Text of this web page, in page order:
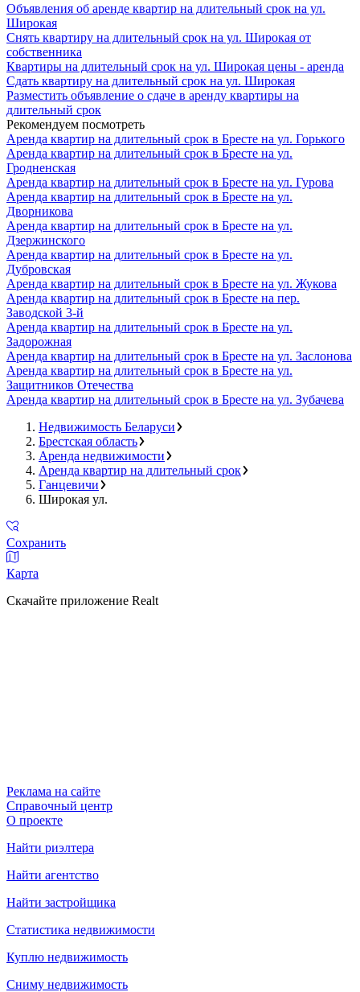
Объявления об аренде квартир на длительный срок на ул.
Широкая
Снять квартиру на длительный срок на ул. Широкая от
собственника
Квартиры на длительный срок на ул. Широкая цены - аренда
Сдать квартиру на длительный срок на ул. Широкая
Разместить объявление о сдаче в аренду квартиры на
длительный срок
Рекомендуем посмотреть
Аренда квартир на длительный срок в Бресте на ул. Горького
Аренда квартир на длительный срок в Бресте на ул.
Гродненская
Аренда квартир на длительный срок в Бресте на ул. Гурова
Аренда квартир на длительный срок в Бресте на ул.
Дворникова
Аренда квартир на длительный срок в Бресте на ул.
Дзержинского
Аренда квартир на длительный срок в Бресте на ул.
Дубровская
Аренда квартир на длительный срок в Бресте на ул. Жукова
Аренда квартир на длительный срок в Бресте на пер.
Заводской 3-й
Аренда квартир на длительный срок в Бресте на ул.
Задорожная
Аренда квартир на длительный срок в Бресте на ул. Заслонова
Аренда квартир на длительный срок в Бресте на ул.
Защитников Отечества
Аренда квартир на длительный срок в Бресте на ул. Зубачева
Недвижимость Беларуси
Брестская область
Аренда недвижимости
Аренда квартир на длительный срок
Ганцевичи
Широкая ул.
Сохранить
Карта
Скачайте приложение Realt
Реклама на сайте
Справочный центр
О проекте
Найти риэлтера
Найти агентство
Найти застройщика
Статистика недвижимости
Куплю недвижимость
Сниму недвижимость